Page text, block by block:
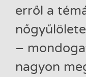
erről a
–
nagyon